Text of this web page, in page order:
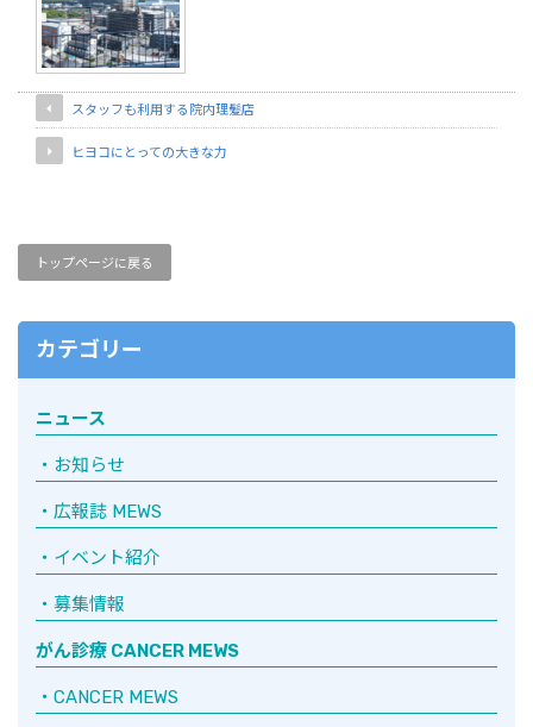
スタッフも利用する院内理髪店
ヒヨコにとっての大きな力
トップページに戻る
カテゴリー
ニュース
お知らせ
広報誌 MEWS
イベント紹介
募集情報
がん診療 CANCER MEWS
CANCER MEWS